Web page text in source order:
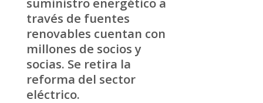
través de fuentes
renovables cuentan con
millones de socios y
socias. Se retira la
reforma del sector
eléctrico.